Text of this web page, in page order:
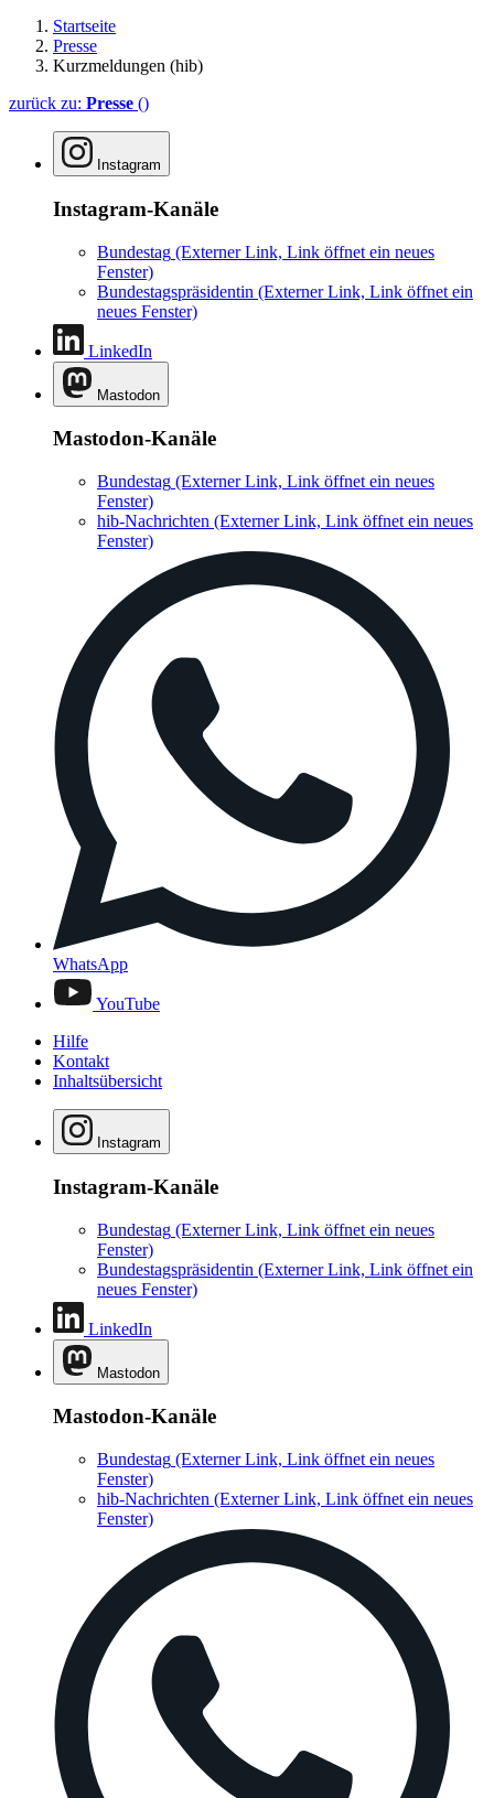
Startseite
Presse
Kurzmeldungen (hib)
zurück zu: Presse ()
Instagram
Instagram-Kanäle
Bundestag (Externer Link, Link öffnet ein neues
Fenster)
Bundestagspräsidentin (Externer Link, Link öffnet ein
neues Fenster)
LinkedIn
Mastodon
Mastodon-Kanäle
Bundestag (Externer Link, Link öffnet ein neues
Fenster)
hib-Nachrichten (Externer Link, Link öffnet ein neues
Fenster)
WhatsApp
YouTube
Hilfe
Kontakt
Inhaltsübersicht
Instagram
Instagram-Kanäle
Bundestag (Externer Link, Link öffnet ein neues
Fenster)
Bundestagspräsidentin (Externer Link, Link öffnet ein
neues Fenster)
LinkedIn
Mastodon
Mastodon-Kanäle
Bundestag (Externer Link, Link öffnet ein neues
Fenster)
hib-Nachrichten (Externer Link, Link öffnet ein neues
Fenster)